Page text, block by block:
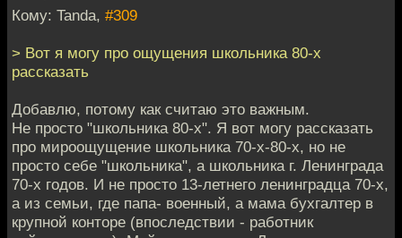
Кому: Tanda, #309
> Вот я могу про ощущения школьника 80-х
рассказать
Добавлю, потому как считаю это важным.
Не просто "школьника 80-х". Я вот могу рассказать
про мироощущение школьника 70-х-80-х, но не
просто себе "школьника", а школьника г. Ленинграда
70-х годов. И не просто 13-летнего ленинградца 70-х,
а из семьи, где папа- военный, а мама бухгалтер в
крупной конторе (впоследствии - работник